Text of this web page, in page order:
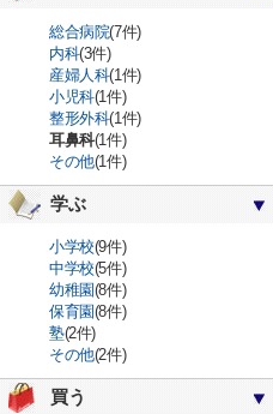
総合病院(7件)
内科(3件)
産婦人科(1件)
小児科(1件)
整形外科(1件)
耳鼻科(1件)
その他(1件)
学ぶ
小学校(9件)
中学校(5件)
幼稚園(8件)
保育園(8件)
塾(2件)
その他(2件)
買う